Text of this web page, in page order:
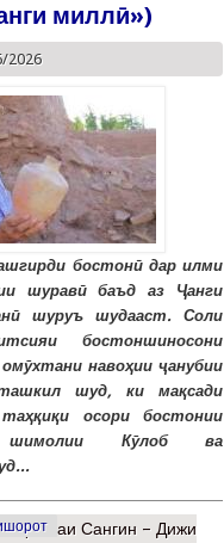
миллӣ»)
2026
бостонӣ дар илми
шуравӣ баъд аз Ҷанги
шуруъ шудааст. Соли
бостоншиносони
навоҳии ҷанубии
шуд, ки мақсади
осори бостонии
шимолии Кӯлоб ва
Қалъаи Сангин – Дижи